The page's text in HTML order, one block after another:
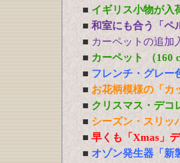
■ イギリス小物が入
■ 和室にも合う「ペ
■ カーペットの追加
■ カーペット （160
■ フレンチ・グレー
■ お花柄模様の「カ
■ クリスマス・デ
■ シーズン・スリッ
■ 早くも「Xmas」
■ オゾン発生器「新